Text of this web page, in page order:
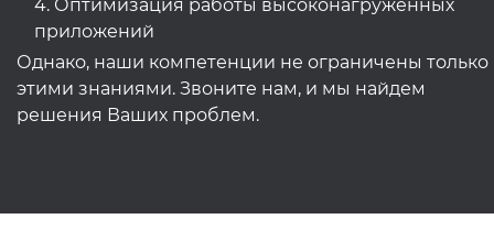
4. Оптимизация работы высоконагруженных
приложений
Однако, наши компетенции не ограничены только
этими знаниями. Звоните нам, и мы найдем
решения Ваших проблем.